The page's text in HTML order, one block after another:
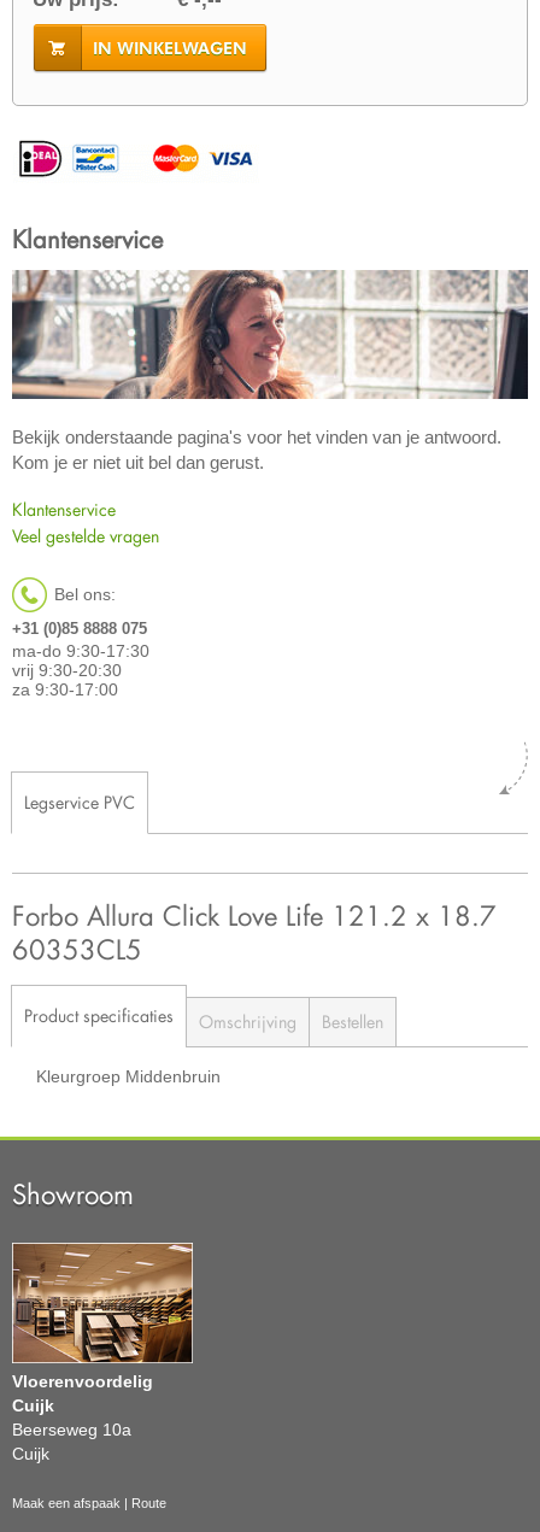
IN WINKELWAGEN
Klantenservice
Bekijk onderstaande pagina's voor het vinden van je antwoord.
Kom je er niet uit bel dan gerust.
Klantenservice
Veel gestelde vragen
Bel ons:
+31 (0)85 8888 075
ma-do 9:30-17:30
vrij 9:30-20:30
za 9:30-17:00
Legservice PVC
Forbo Allura Click Love Life 121.2 x 18.7
60353CL5
Product specificaties Omschrijving Bestellen
Kleurgroep Middenbruin
Showroom
Vloerenvoordelig
Cuijk
Beerseweg 10a
Cuijk
Maak een afspaak | Route